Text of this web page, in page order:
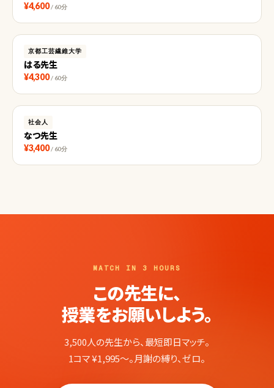
¥4,600 / 60分
京都工芸繊維大学
はる先生
¥4,300 / 60分
社会人
なつ先生
¥3,400 / 60分
MATCH IN 3 HOURS
この先生に、
授業をお願いしよう。
3,500人の先生から、最短即日マッチ。
1コマ ¥1,995〜。月謝の縛り、ゼロ。